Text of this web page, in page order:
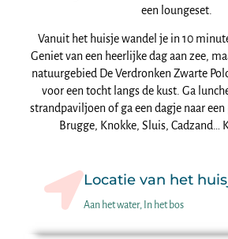
een loungeset.
Vanuit het huisje wandel je in 10
Geniet van een heerlijke dag aan zee,
natuurgebied De Verdronken Zwarte
voor een tocht langs de kust. Ga
strandpaviljoen of ga een dagje naar
Brugge, Knokke, Sluis, Cadzand…
Locatie van het
Aan het water, In het bos